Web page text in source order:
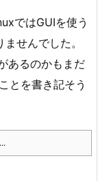
ではGUIを使う
せんでした。
あるのかもまだ
とを書き記そう